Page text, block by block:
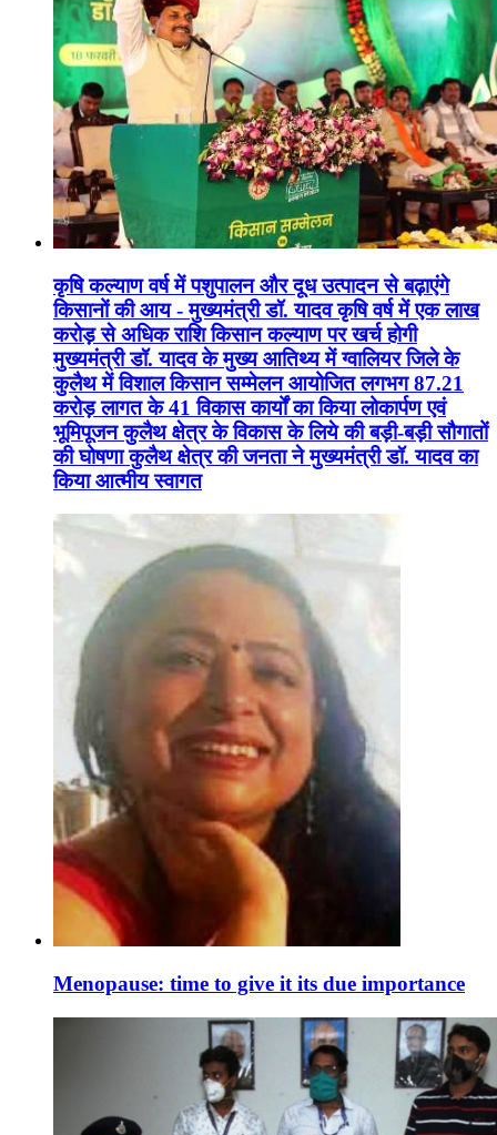
कृषि कल्याण वर्ष में पशुपालन और दूध उत्पादन से बढ़ाएंगे
किसानों की आय - मुख्यमंत्री डॉ. यादव कृषि वर्ष में एक लाख
करोड़ से अधिक राशि किसान कल्याण पर खर्च होगी
मुख्यमंत्री डॉ. यादव के मुख्य आतिथ्य में ग्वालियर जिले के
कुलैथ में विशाल किसान सम्मेलन आयोजित लगभग 87.21
करोड़ लागत के 41 विकास कार्यों का किया लोकार्पण एवं
भूमिपूजन कुलैथ क्षेत्र के विकास के लिये की बड़ी-बड़ी सौगातों
की घोषणा कुलैथ क्षेत्र की जनता ने मुख्यमंत्री डॉ. यादव का
किया आत्मीय स्वागत
Menopause: time to give it its due importance